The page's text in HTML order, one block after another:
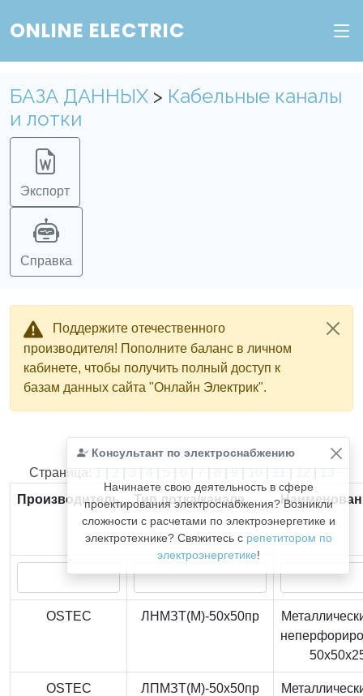
ONLINE ELECTRIC
БАЗА ДАННЫХ > Кабельные каналы
и лотки
Экспорт
Справка
Поддержите отечественного
производителя! Пополните баланс в личном
кабинете, чтобы получить полный доступ к
базам данных сайта "Онлайн Электрик".
Консультант по электроснабжению
Начинаете свою деятельность в сфере
проектирования электроснабжения? Возникли
сложности с расчетами по электроэнергетике и
электротехнике? Свяжитесь с репетитором по
электроэнергетике!
Найдено366из366записей.
Страница: 1 | 2 | 3 | 4 | 5 | 6 | 7 | 8 | 9 | 10 | 11 | 12 | 13
Производитель
Тип лотка/канала
OSTEC ЛНМЗТ(М)-50x50пр
OSTEC ЛПМЗТ(М)-50x50пр
Веб-сервис "Онлайн Электрик"
получить доступ ко всем сервисам "Онлайн